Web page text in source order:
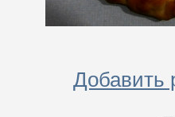
Добавить